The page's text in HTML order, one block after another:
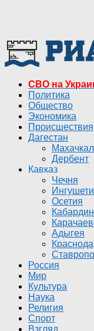
СВО на
Политика
Общество
Экономика
Происшествия
Дагестан
Дербент
Кавказ
Чечня
Осетия
Адыгея
Россия
Мир
Культура
Наука
Религия
Спорт
Взгляд